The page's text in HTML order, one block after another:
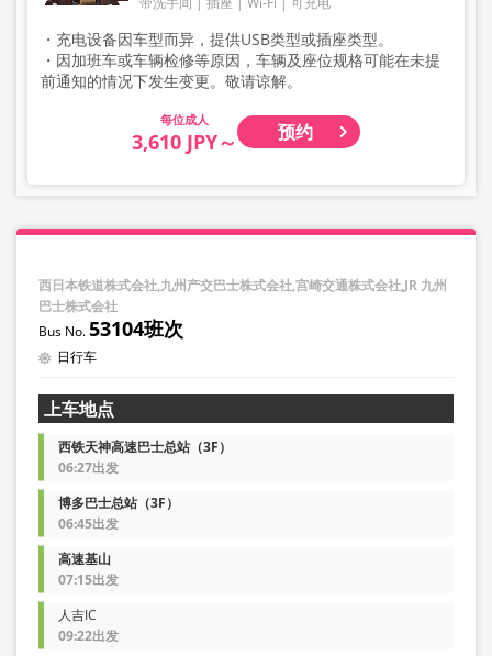
・充电设备因车型而异，提供USB类型或插座类型。
・因加班车或车辆检修等原因，车辆及座位规格可能在未提
前通知的情况下发生变更。敬请谅解。
成人
3,610 JPY～ 预约
西日本铁道株式会社,九州产交巴士株式会社,宫崎交通株式会社,JR 九州
巴士株式会社
53104班次
日行车
上车地点
西铁天神高速巴士总站（3F）
06:27出发
博多巴士总站（3F）
06:45出发
高速基山
07:15出发
人吉IC
09:22出发